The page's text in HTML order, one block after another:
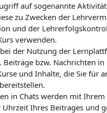
auf sogenannte
zu Zwecken der
und der
verwenden.
der Nutzung der
Beiträge bzw. Nachrichten in
und Inhalte, die Sie für
in Chats werden mit Ihrem
Uhrzeit Ihres Beitrages und